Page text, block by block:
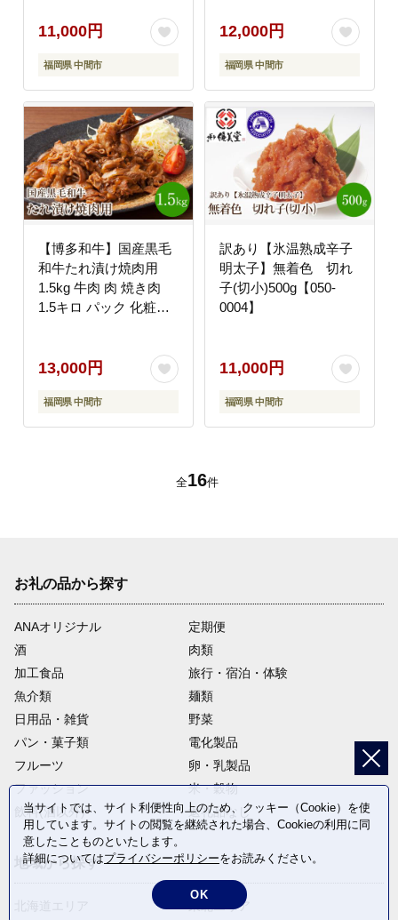
11,000円
福岡県 中間市
12,000円
福岡県 中間市
【博多和牛】国産黒毛
和牛たれ漬け焼肉用
1.5kg 牛肉 肉 焼き肉
1.5キロ パック 化粧箱
13,000円
福岡県 中間市
訳あり【氷温熟成辛子
明太子】無着色 切れ
子(切小)500g【050-
0004】
11,000円
福岡県 中間市
全16件
お礼の品から探す
ANAオリジナル
定期便
酒
肉類
加工食品
旅行・宿泊・体験
魚介類
麺類
日用品・雑貨
野菜
パン・菓子類
電化製品
フルーツ
卵・乳製品
ファッション
米・穀物
飲料(酒以外)
返礼品なし
地域から探す
東北エリア
当サイトでは、サイト利便性向上のため、クッキー（Cookie）を使
用しています。サイトの閲覧を継続された場合、Cookieの利用に同
意したことものといたします。
詳細についてはプライバシーポリシーをお読みください。
OK